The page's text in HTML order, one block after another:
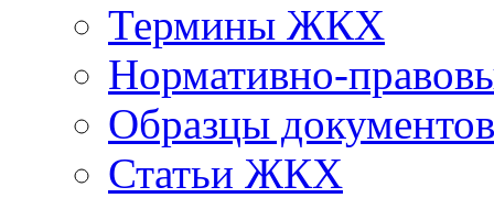
Термины ЖКХ
Нормативно-
Образцы документов
Статьи ЖКХ